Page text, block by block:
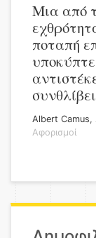
Μια από
ποταπή
Albert Camus,
Αφορισμοί